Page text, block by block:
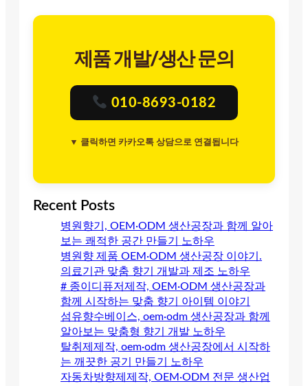
제품 개발/생산 문의
010-8693-0182
▼ 클릭하면 카카오톡 상담으로 연결됩니다
Recent Posts
병원향기, OEM·ODM 생산공장과 함께 알아
보는 쾌적한 공간 만들기 노하우
병원향 제품 OEM·ODM 생산공장 이야기.
의료기관 맞춤 향기 개발과 제조 노하우
# 종이디퓨저제작, OEM·ODM 생산공장과
함께 시작하는 맞춤 향기 아이템 이야기
섬유향수베이스, oem·odm 생산공장과 함께
알아보는 맞춤형 향기 개발 노하우
탈취제제작, oem·odm 생산공장에서 시작하
는 깨끗한 공기 만들기 노하우
자동차방향제제작, OEM·ODM 전문 생산업